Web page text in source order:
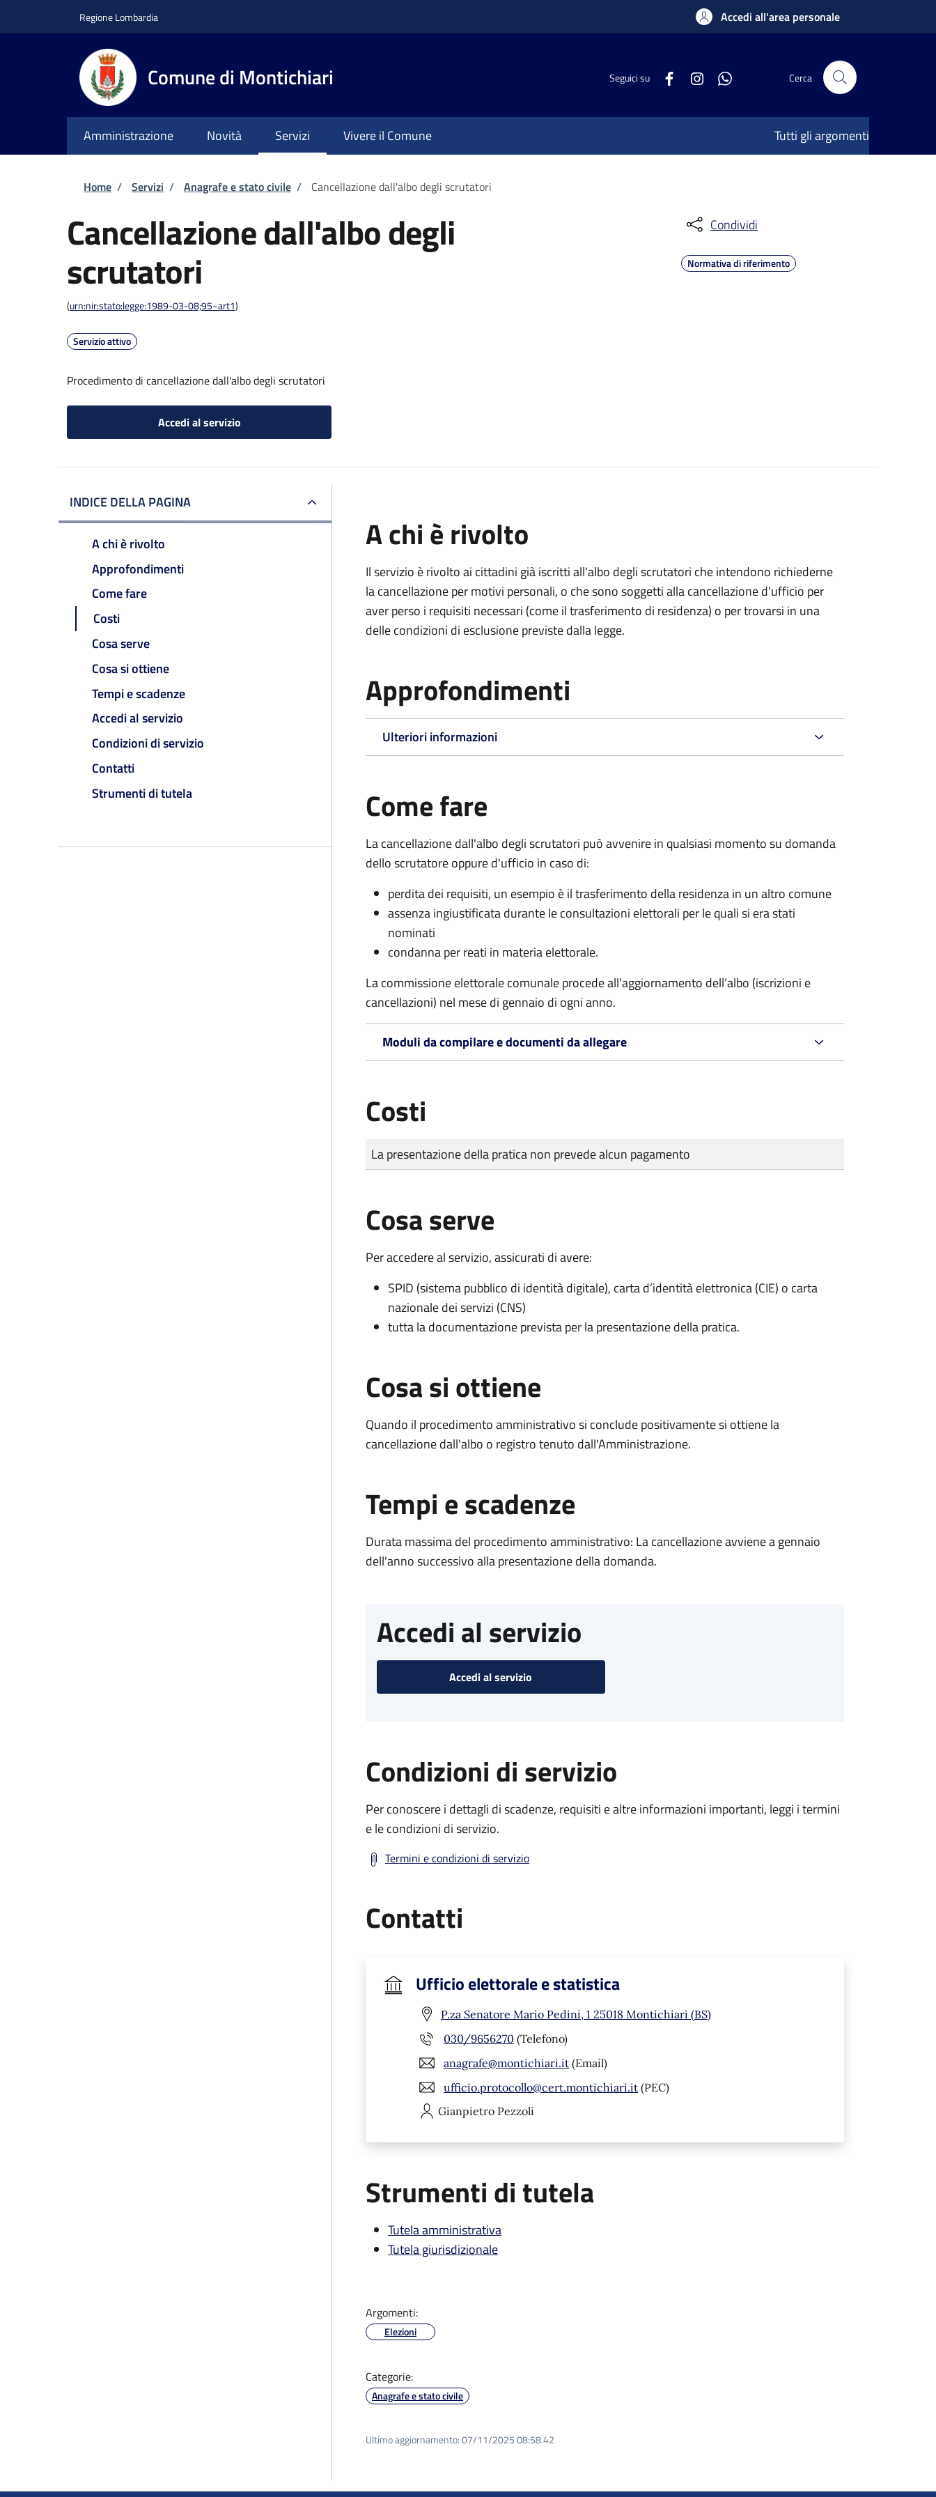
Regione Lombardia Accedi all'area personale
Comune di Montichiari Seguici su Cerca
Amministrazione Novità Servizi Vivere il Comune Tutti gli argomenti
Briciole di pane
Home / Servizi / Anagrafe e stato civile / Cancellazione dall'albo degli scrutatori
Cancellazione dall'albo degli
scrutatori
(urn:nir:stato:legge:1989-03-08;95~art1)
Servizio attivo
Procedimento di cancellazione dall'albo degli scrutatori
Accedi al servizio
Condividi
Normativa di riferimento
INDICE DELLA PAGINA
A chi è rivolto
Approfondimenti
Come fare
Costi
Cosa serve
Cosa si ottiene
Tempi e scadenze
Accedi al servizio
Condizioni di servizio
Contatti
Strumenti di tutela
A chi è rivolto
Il servizio è rivolto ai cittadini già iscritti all'albo degli scrutatori che intendono richiederne
la cancellazione per motivi personali, o che sono soggetti alla cancellazione d'ufficio per
aver perso i requisiti necessari (come il trasferimento di residenza) o per trovarsi in una
delle condizioni di esclusione previste dalla legge.
Approfondimenti
Ulteriori informazioni
Come fare
La cancellazione dall'albo degli scrutatori può avvenire in qualsiasi momento su domanda
dello scrutatore oppure d'ufficio in caso di:
perdita dei requisiti, un esempio è il trasferimento della residenza in un altro comune
assenza ingiustificata durante le consultazioni elettorali per le quali si era stati
nominati
condanna per reati in materia elettorale.
La commissione elettorale comunale procede all’aggiornamento dell’albo (iscrizioni e
cancellazioni) nel mese di gennaio di ogni anno.
Moduli da compilare e documenti da allegare
Costi
Tipo di pagamento
Importo
La presentazione della pratica non prevede alcun pagamento
Cosa serve
Per accedere al servizio, assicurati di avere:
SPID (sistema pubblico di identità digitale), carta d’identità elettronica (CIE) o carta
nazionale dei servizi (CNS)
tutta la documentazione prevista per la presentazione della pratica.
Cosa si ottiene
Quando il procedimento amministrativo si conclude positivamente si ottiene la
cancellazione dall'albo o registro tenuto dall'Amministrazione.
Tempi e scadenze
Durata massima del procedimento amministrativo: La cancellazione avviene a gennaio
dell'anno successivo alla presentazione della domanda.
Accedi al servizio
Accedi al servizio
Condizioni di servizio
Per conoscere i dettagli di scadenze, requisiti e altre informazioni importanti, leggi i termini
e le condizioni di servizio.
Termini e condizioni di servizio
Contatti
Ufficio elettorale e statistica
P.za Senatore Mario Pedini, 1 25018 Montichiari (BS)
030/9656270 (Telefono)
anagrafe@montichiari.it (Email)
ufficio.protocollo@cert.montichiari.it (PEC)
Gianpietro Pezzoli
Strumenti di tutela
Tutela amministrativa
Tutela giurisdizionale
Argomenti:
Elezioni
Categorie:
Anagrafe e stato civile
Ultimo aggiornamento:07/11/2025 08:58.42